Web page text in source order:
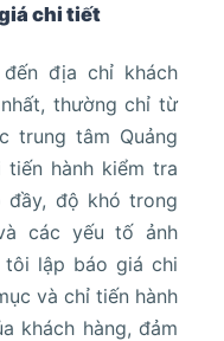
chi tiết
địa chỉ khách
thường chỉ từ
trung tâm Quảng
tiến hành kiểm tra
đầy, độ khó trong
các yếu tố ảnh
tôi lập báo giá chi
và chỉ tiến hành
khách hàng, đảm